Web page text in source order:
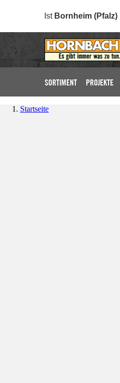
Ist Bornheim (Pfalz)
SORTIMENT PROJEKTE
Startseite